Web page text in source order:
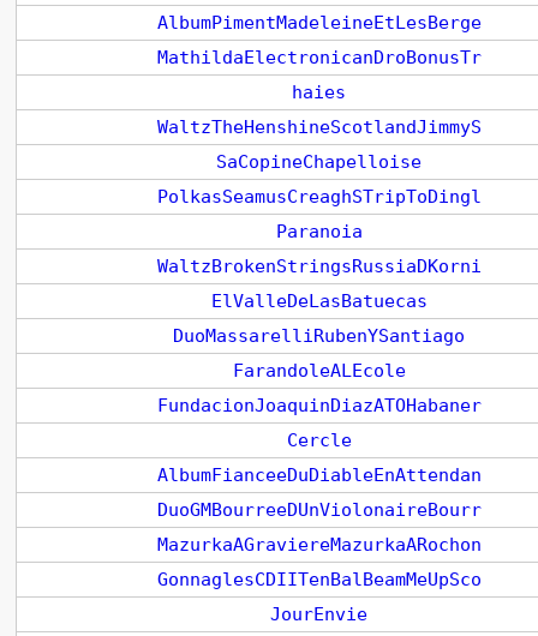
AlbumPimentMadeleineEtLesBerge
MathildaElectronicanDroBonusTr
haies
WaltzTheHenshineScotlandJimmyS
SaCopineChapelloise
PolkasSeamusCreaghSTripToDingl
Paranoia
WaltzBrokenStringsRussiaDKorni
ElValleDeLasBatuecas
DuoMassarelliRubenYSantiago
FarandoleALEcole
FundacionJoaquinDiazATOHabaner
Cercle
AlbumFianceeDuDiableEnAttendan
DuoGMBourreeDUnViolonaireBourr
MazurkaAGraviereMazurkaARochon
GonnaglesCDIITenBalBeamMeUpSco
JourEnvie